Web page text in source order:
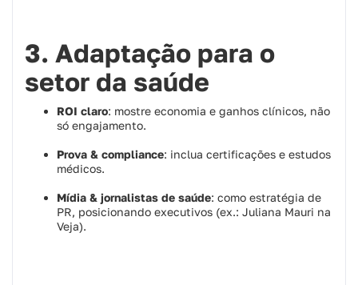
3. Adaptação para o
setor da saúde
ROI claro: mostre economia e ganhos clínicos, não
só engajamento.
Prova & compliance: inclua certificações e estudos
médicos.
Mídia & jornalistas de saúde: como estratégia de
PR, posicionando executivos (ex.: Juliana Mauri na
Veja).